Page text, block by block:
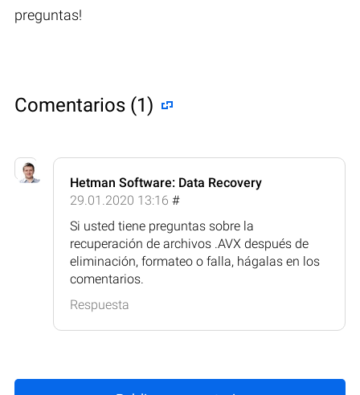
preguntas!
Comentarios (1)
Hetman Software: Data Recovery
29.01.2020 13:16 #
Si usted tiene preguntas sobre la
recuperación de archivos .AVX después de
eliminación, formateo o falla, hágalas en los
comentarios.
Respuesta